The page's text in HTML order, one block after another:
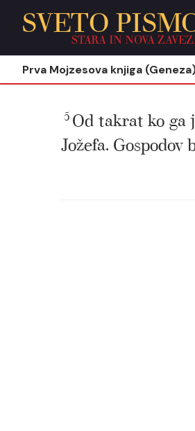
SVETOSTARA IN NOVA
Prva Mojzesova knjiga
5 Od takrat ko ga
Jožefa.